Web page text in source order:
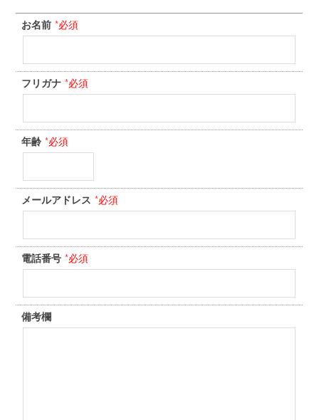
お名前 *必須
フリガナ *必須
年齢 *必須
メールアドレス *必須
電話番号 *必須
備考欄